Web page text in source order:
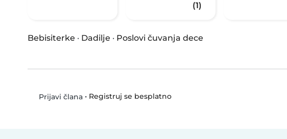
(1)
Bebisiterke · Dadilje · Poslovi čuvanja dece
Prijavi člana• Registruj se besplatno